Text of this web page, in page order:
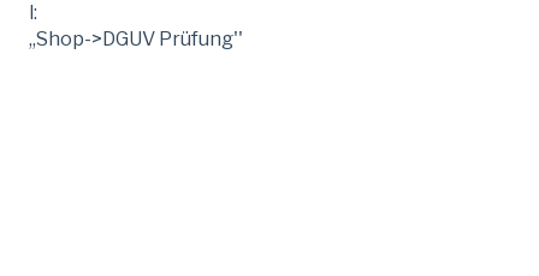
l:
,,Shop->DGUV Prüfung''